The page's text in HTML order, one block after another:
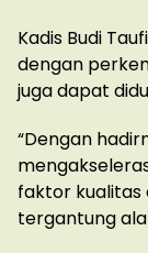
Kadis Budi
dengan
juga dapat
“Dengan
faktor kualitas
tergantung